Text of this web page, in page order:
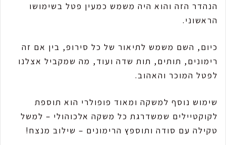
הנהדר הזה והוא היה משמש כמעין פטל בשימושו
הראשוני.
כיום, השם משמש לתיאור של כל סירופ, בין אם זה
רימונים, תותים, תות שדה ועוד, מה שמקביל אצלנו
לפטל המוכר והאהוב.
שימוש נוסף למשקה ומאוד פופולרי הוא תוספת
לקוקטיילים שמשדרגת כל משקה אלכוהולי – למשל
טקילה עם סודה ותוספץ הרימונים – שילוב מנצח!